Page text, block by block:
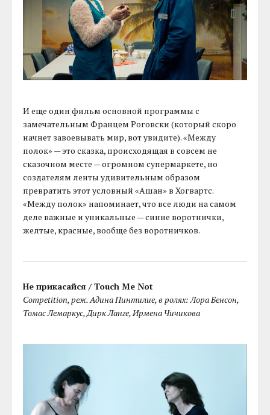
И еще один фильм основной программы с
замечательным Францем Роговски (который скоро
начнет завоевывать мир, вот увидите). «Между
полок» — это сказка, происходящая в совсем не
сказочном месте — огромном супермаркете, но
создателям ленты удивительным образом
превратить этот условный «Ашан» в Хогвартс.
«Между полок» напоминает, что все люди на самом
деле важные и уникальные — синие воротнички,
желтые, красные, вообще без воротничков.
Не прикасайся / Touch Me Not
Competition, реж. Адина Пинтилие, в ролях: Лора Бенсон,
Томас Лемаркус, Дирк Ланге, Ирмена Чичикова